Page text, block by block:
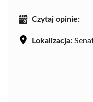
Czytaj opinie:
Lokalizacja: